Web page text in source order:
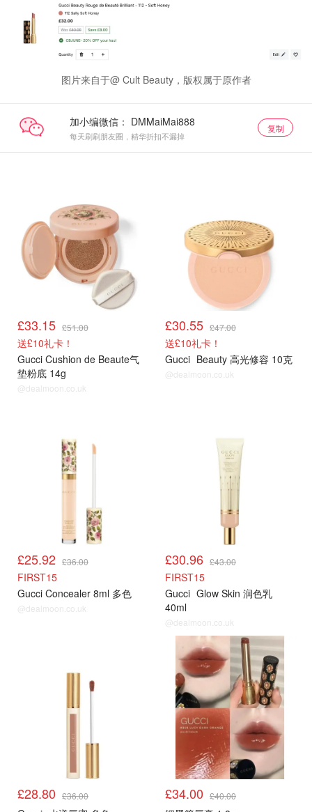
图片来自于@ Cult Beauty，版权属于原作者
加小编微信：
每天刷刷朋友圈，精华折扣不漏掉
复制
£33.15 £51.00
送£10礼卡！
Gucci Cushion de Beaute气
垫粉底 14g
@dealmoon.co.uk
£30.55 £47.00
送£10礼卡！
Gucci Beauty 高光修容 10克
@dealmoon.co.uk
£25.92 £36.00
FIRST15
Gucci Concealer 8ml 多色
@dealmoon.co.uk
£30.96 £43.00
FIRST15
Gucci Glow Skin 润色乳
40ml
@dealmoon.co.uk
£28.80 £36.00 £34.00 £40.00